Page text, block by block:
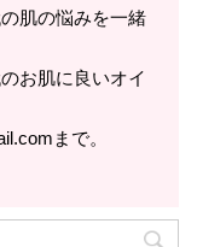
肌の悩みを一緒
お肌に良いオイ
まで。